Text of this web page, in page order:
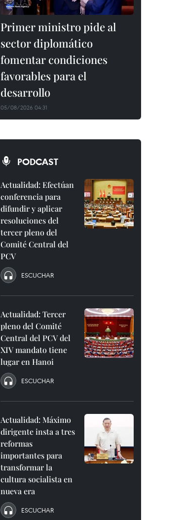
Primer ministro pide al
sector diplomático
fomentar condiciones
favorables para el
desarrollo
05/08/2026 04:31
PODCAST
Actualidad: Efectúan
conferencia para
difundir y aplicar
resoluciones del
tercer pleno del
Comité Central del
PCV
ESCUCHAR
Actualidad: Tercer
pleno del Comité
Central del PCV del
XIV mandato tiene
lugar en Hanoi
ESCUCHAR
Actualidad: Máximo
dirigente insta a tres
reformas
importantes para
transformar la
cultura socialista en
nueva era
ESCUCHAR